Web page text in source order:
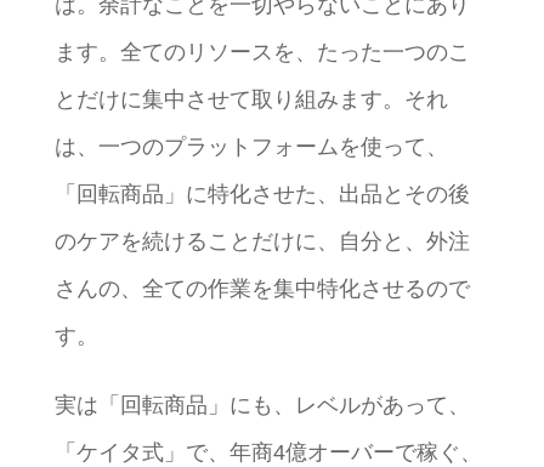
は。余計なことを一切やらないことにあり
ます。全てのリソースを、たった一つのこ
とだけに集中させて取り組みます。それ
は、一つのプラットフォームを使って、
「回転商品」に特化させた、出品とその後
のケアを続けることだけに、自分と、外注
さんの、全ての作業を集中特化させるので
す。
実は「回転商品」にも、レベルがあって、
「ケイタ式」で、年商4億オーバーで稼ぐ、